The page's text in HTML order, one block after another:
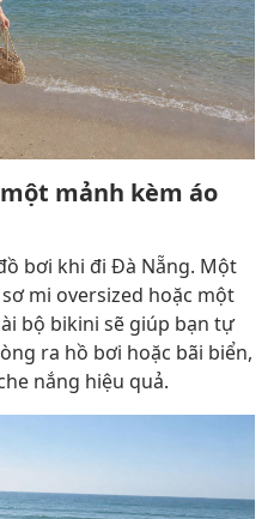
mảnh kèm áo
bơi khi đi Đà Nẵng. Một
mi oversized hoặc một
bộ bikini sẽ giúp bạn tự
ra hồ bơi hoặc bãi biển,
nắng hiệu quả.